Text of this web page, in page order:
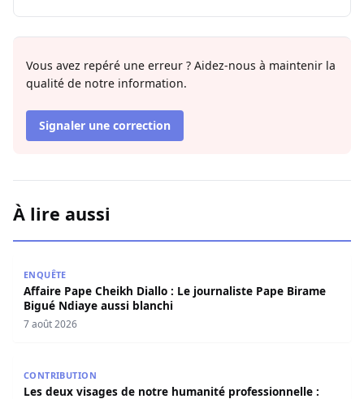
Vous avez repéré une erreur ? Aidez-nous à maintenir la
qualité de notre information.
Signaler une correction
À lire aussi
ENQUÊTE
Affaire Pape Cheikh Diallo : Le journaliste Pape Birame
Bigué Ndiaye aussi blanchi
7 août 2026
CONTRIBUTION
Les deux visages de notre humanité professionnelle :